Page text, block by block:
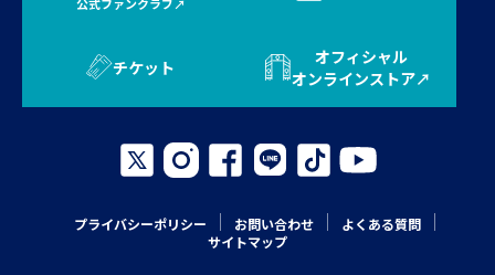
チケット
オフィシャル
オンラインストア
プライバシーポリシー お問い合わせ
よくある質問
サイトマップ